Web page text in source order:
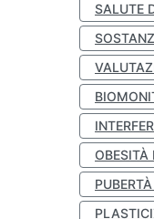
SALUTE
OBESITÀ